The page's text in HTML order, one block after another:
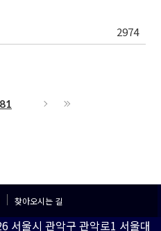
2974
81
찾아오시는 길
서울시 관악구 관악로1 서울대